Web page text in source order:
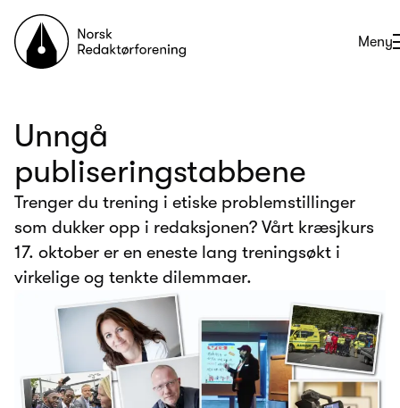
Til forsiden
Åpne
Meny
Unngå
publiseringstabbene
Trenger du trening i etiske problemstillinger
som dukker opp i redaksjonen? Vårt kræsjkurs
17. oktober er en eneste lang treningsøkt i
virkelige og tenkte dilemmaer.